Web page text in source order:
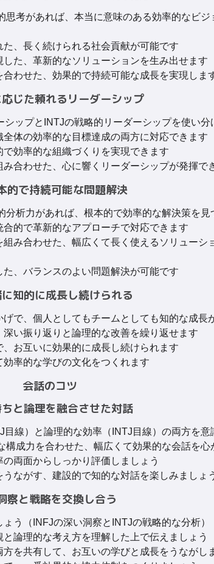
思考があれば、本当に意味のある効率的なビジ
、長く続けられる社会貢献が可能です
た、革新的なソリューションを生み出せます
わせた、効果的で持続可能な成長を実現しま
じた頼れるリーダーシップ
ップとINTJの戦略的リーダーシップを使い分
体の効率的な目標達成の両方に対応できます
効率的な組織づくりを実現できます
合わせた、心に響くリーダーシップが発揮で
的で持続可能な問題解決
分析力があれば、根本的で効率的な解決策を見
的で革新的なアプローチで対応できます
み合わせた、幅広くて長く使えるソリューシ
、バランスのよい問題解決が可能です
知的に成長し続けられる
で、個人としてもチームとしても知的な成長
い振り返りと論理的な改善を繰り返せます
お互いに効果的に成長し続けられます
率的な学びの文化をつくれます
会話のコツ
と論理を融合させた対話
線）と論理的な効率（INTJ目線）の両方を意
構成力を合わせた、幅広くて効果的な会話を心
両面からしっかり評価しましょう
ながす、建設的で知的な対話を楽しみましょ
察と戦略を交換し合う
う（INFJの深い洞察とINTJの戦略的な分析）
論理的な考え方を理解した上で伝えましょう
を共有して、お互いの学びと成長をうながし